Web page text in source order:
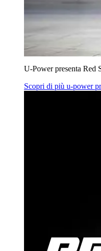
U‑Power presenta
Scopri di più u‑power